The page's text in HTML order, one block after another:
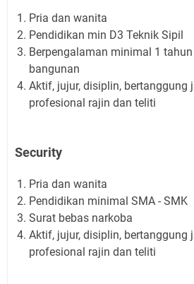
Pria dan wanita
Pendidikan min D3 Teknik Sipil
Berpengalaman minimal 1
bangunan
Aktif, jujur, disiplin, bertanggung
profesional rajin dan teliti
Security
Pria dan wanita
Pendidikan minimal SMA - SMK
Surat bebas narkoba
Aktif, jujur, disiplin, bertanggung
profesional rajin dan teliti